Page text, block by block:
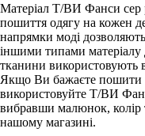
Матеріал Т/ВИ Фанси сер
пошиття одягу на кожен
напрямки моді
іншими типами матеріалу
тканини використовують
Якщо Ви бажаєте пошити
використовуйте Т/ВИ
вибравши малюнок, колір
нашому магазині.